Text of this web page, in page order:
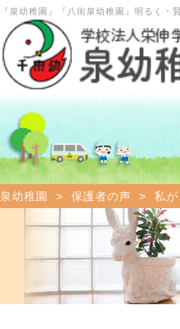
『泉幼稚園』『八街泉幼稚園』明るく・
泉幼稚園 > 保護者の声 > 私